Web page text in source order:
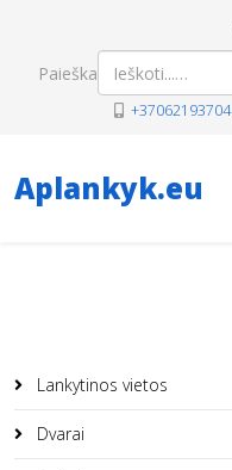
Paieška
+37062193704
Aplankyk.eu
Lankytinos vietos
Dvarai